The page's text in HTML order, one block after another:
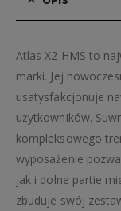
Atlas X2 HMS to
marki. Jej
usatysfakcjonuje
użytkowników.
kompleksowego
wyposażenie
jak i dolne partie
zbuduje swój